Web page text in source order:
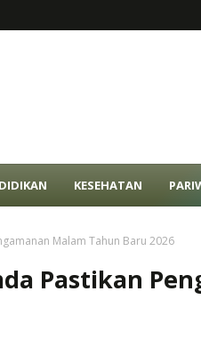
KESEHATAN
Malam Tahun Baru 2026
Pastikan